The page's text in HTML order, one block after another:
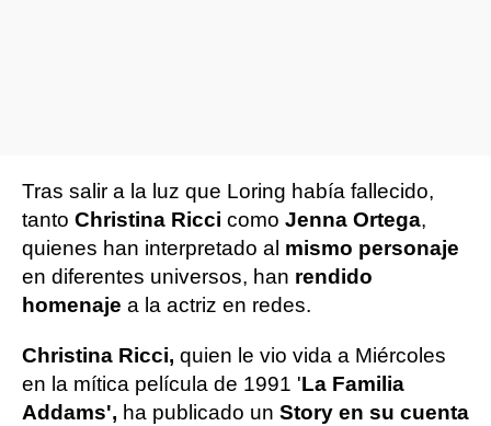
Tras salir a la luz que Loring había fallecido,
tanto Christina Ricci como Jenna Ortega,
quienes han interpretado al mismo personaje
en diferentes universos, han rendido
homenaje a la actriz en redes.
Christina Ricci, quien le vio vida a Miércoles
en la mítica película de 1991 'La Familia
Addams', ha publicado un Story en su cuenta